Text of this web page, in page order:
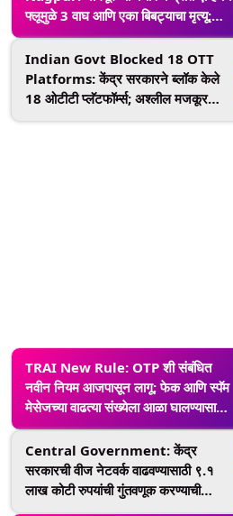
फ्लूमुळे 3 वाघ आणि एका बिबट्याचा मृत्यू;
प्राणीसंग्रहालयातील अधिकारी सतर्क
Indian Govt Blocked 18 OTT
Platforms: केंद्र सरकारने ब्लॉक केले
18 ओटीटी प्लॅटफॉर्म्स; अश्लील मजकूर
TRAI New Rule: OTP शी संबंधित
नवीन नियम आजपासून लागू; फेक आणि स्पॅम
मेसेजच्या वाढत्या संख्येला आळा घालण्यासाठी
ट्रायचा मोठा निर्णय
Central Government: केंद्र
सरकारची वीज नेटवर्क वाढवण्यासाठी ९.१
लाख कोटी रुपयांची गुंतवणूक करण्याची
योजना, जाणून घ्या अधिक माहिती